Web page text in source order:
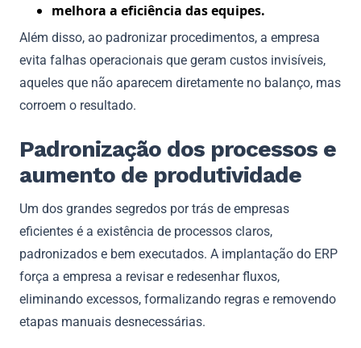
melhora a eficiência das equipes.
Além disso, ao padronizar procedimentos, a empresa
evita falhas operacionais que geram custos invisíveis,
aqueles que não aparecem diretamente no balanço, mas
corroem o resultado.
Padronização dos processos e
aumento de produtividade
Um dos grandes segredos por trás de empresas
eficientes é a existência de processos claros,
padronizados e bem executados. A implantação do ERP
força a empresa a revisar e redesenhar fluxos,
eliminando excessos, formalizando regras e removendo
etapas manuais desnecessárias.